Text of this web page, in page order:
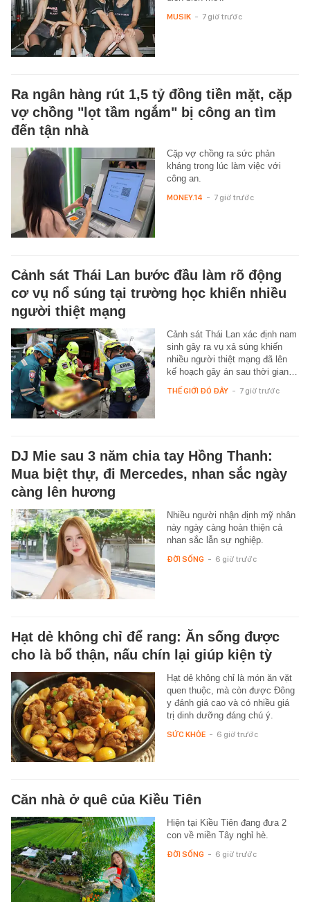
MUSIK - 7 giờ trước
Ra ngân hàng rút 1,5 tỷ đồng tiền mặt, cặp
vợ chồng "lọt tầm ngắm" bị công an tìm
đến tận nhà
Cặp vợ chồng ra sức phản
kháng trong lúc làm việc với
công an.
MONEY.14 - 7 giờ trước
Cảnh sát Thái Lan bước đầu làm rõ động
cơ vụ nổ súng tại trường học khiến nhiều
người thiệt mạng
Cảnh sát Thái Lan xác định nam
sinh gây ra vụ xả súng khiến
nhiều người thiệt mạng đã lên
kế hoạch gây án sau thời gian…
THẾ GIỚI ĐÓ ĐÂY - 7 giờ trước
DJ Mie sau 3 năm chia tay Hồng Thanh:
Mua biệt thự, đi Mercedes, nhan sắc ngày
càng lên hương
Nhiều người nhận định mỹ nhân
này ngày càng hoàn thiện cả
nhan sắc lẫn sự nghiệp.
ĐỜI SỐNG - 6 giờ trước
Hạt dẻ không chỉ để rang: Ăn sống được
cho là bổ thận, nấu chín lại giúp kiện tỳ
Hạt dẻ không chỉ là món ăn vặt
quen thuộc, mà còn được Đông
y đánh giá cao và có nhiều giá
trị dinh dưỡng đáng chú ý.
SỨC KHỎE - 6 giờ trước
Căn nhà ở quê của Kiều Tiên
Hiện tại Kiều Tiên đang đưa 2
con về miền Tây nghỉ hè.
ĐỜI SỐNG - 6 giờ trước